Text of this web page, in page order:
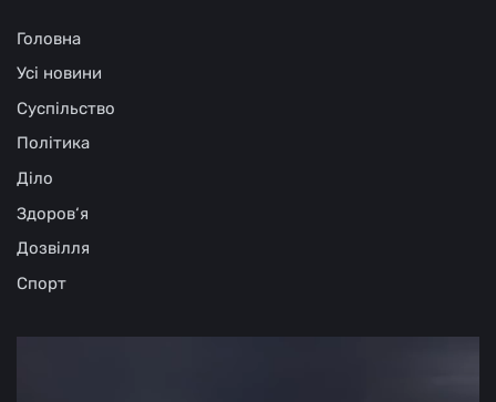
Головна
Усі новини
Суспільство
Політика
Діло
Здоров‘я
Дозвілля
Спорт